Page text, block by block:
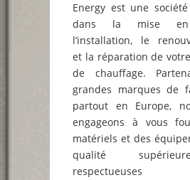
Energy est une
dans la mise en
l’installation, le
et la réparation de
de chauffage.
grandes marques de
partout en Europe,
engageons à vous
matériels et des
qualité